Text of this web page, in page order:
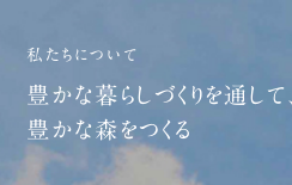
私たちについて
豊かな暮らしづくりを通して、
豊かな森をつくる